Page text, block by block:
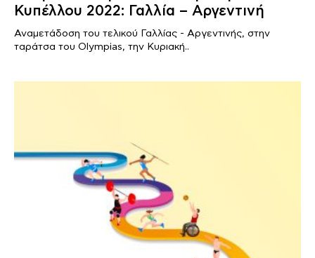
Κυπέλλου 2022: Γαλλία – Αργεντινή
Αναμετάδοση του τελικού Γαλλίας - Αργεντινής, στην
ταράτσα του Olympias, την Κυριακή..